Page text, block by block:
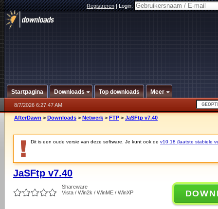
Registreren|Login:
Startpagina Downloads Top downloads Meer
8/7/2026 6:27:47 AM
AfterDawn > Downloads > Netwerk > FTP > JaSFtp v7.40
Dit is een oude versie van deze software. Je kunt ook de v10.18 (laatste stabiele
JaSFtp v7.40
Shareware
Vista / Win2k / WinME / WinXP